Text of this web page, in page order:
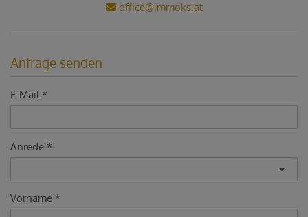
office@immoks.at
Anfrage senden
E-Mail
Anrede
Vorname